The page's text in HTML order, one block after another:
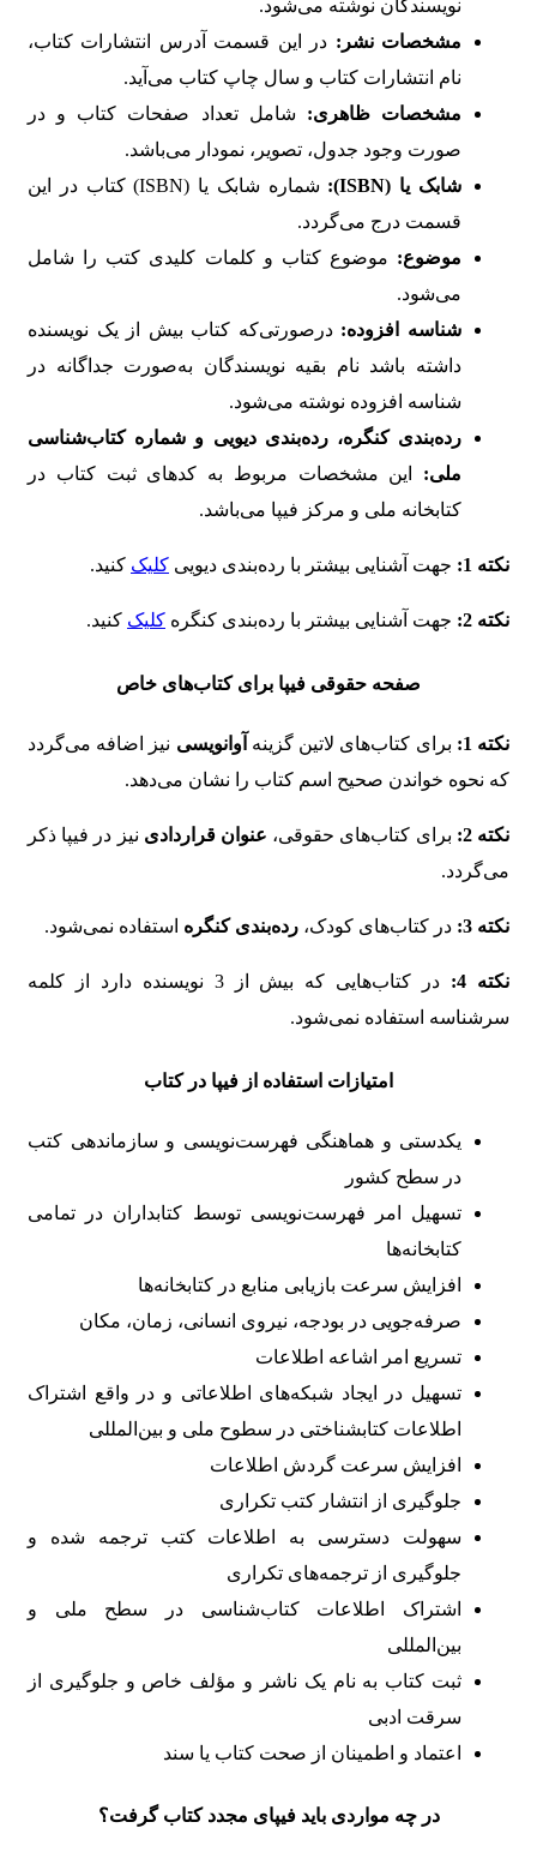
نویسندگان نوشته می‌شود.
مشخصات نشر : در این قسمت آدرس انتشارات کتاب،
نام انتشارات کتاب و سال چاپ کتاب می‌آید.
مشخصات ظاهری: شامل تعداد صفحات کتاب و در
صورت وجود جدول، تصویر، نمودار می‌باشد.
شابک یا (ISBN):
شماره شابک یا (ISBN) کتاب در این
قسمت درج می‌گردد.
موضوع: موضوع کتاب و کلمات کلیدی کتب را شامل
می‌شود.
شناسه افزوده: درصورتی‌که کتاب بیش از یک نویسنده
داشته باشد نام بقیه نویسندگان به‌صورت جداگانه در
شناسه افزوده نوشته می‌شود.
رده‌بندی کنگره، رده‌بندی دیویی و شماره کتاب‌شناسی
ملی: این مشخصات مربوط به کدهای ثبت کتاب در
کتابخانه ملی و مرکز فیپا می‌باشد.
نکته 1: جهت آشنایی بیشتر با رده‌بندی دیویی کلیک کنید.
نکته 2: جهت آشنایی بیشتر با رده‌بندی کنگره کلیک کنید.
صفحه حقوقی فیپا برای کتاب‌های خاص
نکته 1: برای کتاب‌های لاتین گزینه آوانویسی نیز اضافه می‌گردد
که نحوه خواندن صحیح اسم کتاب را نشان می‌دهد.
نکته 2: برای کتاب‌های حقوقی، عنوان قراردادی نیز در فیپا ذکر
می‌گردد.
نکته 3: در کتاب‌های کودک، رده‌بندی کنگره استفاده نمی‌شود.
نکته 4:
در کتاب‌هایی که بیش از 3 نویسنده دارد از کلمه
سرشناسه استفاده نمی‌شود.
امتیازات استفاده از فیپا در کتاب
یکدستی و هماهنگی فهرست‌نویسی و سازماندهی کتب
در سطح کشور
تسهیل امر فهرست‌نویسی توسط کتابداران در تمامی
کتابخانه‌ها
افزایش سرعت بازیابی منابع در کتابخانه‌ها
صرفه‌جویی در بودجه، نیروی انسانی، زمان، مکان
تسریع امر اشاعه اطلاعات
تسهیل در ایجاد شبکه‌های اطلاعاتی و در واقع اشتراک
اطلاعات کتابشناختی در سطوح ملی و بین‌المللی
افزایش سرعت گردش اطلاعات
جلوگیری از انتشار کتب تکراری
سهولت دسترسی به اطلاعات کتب ترجمه شده و
جلوگیری از ترجمه‌های تکراری
اشتراک اطلاعات کتاب‌شناسی در سطح ملی و
بین‌المللی
ثبت کتاب به نام یک ناشر و مؤلف خاص و جلوگیری از
سرقت ادبی
اعتماد و اطمینان از صحت کتاب یا سند
در چه مواردی باید فیپای مجدد کتاب گرفت؟